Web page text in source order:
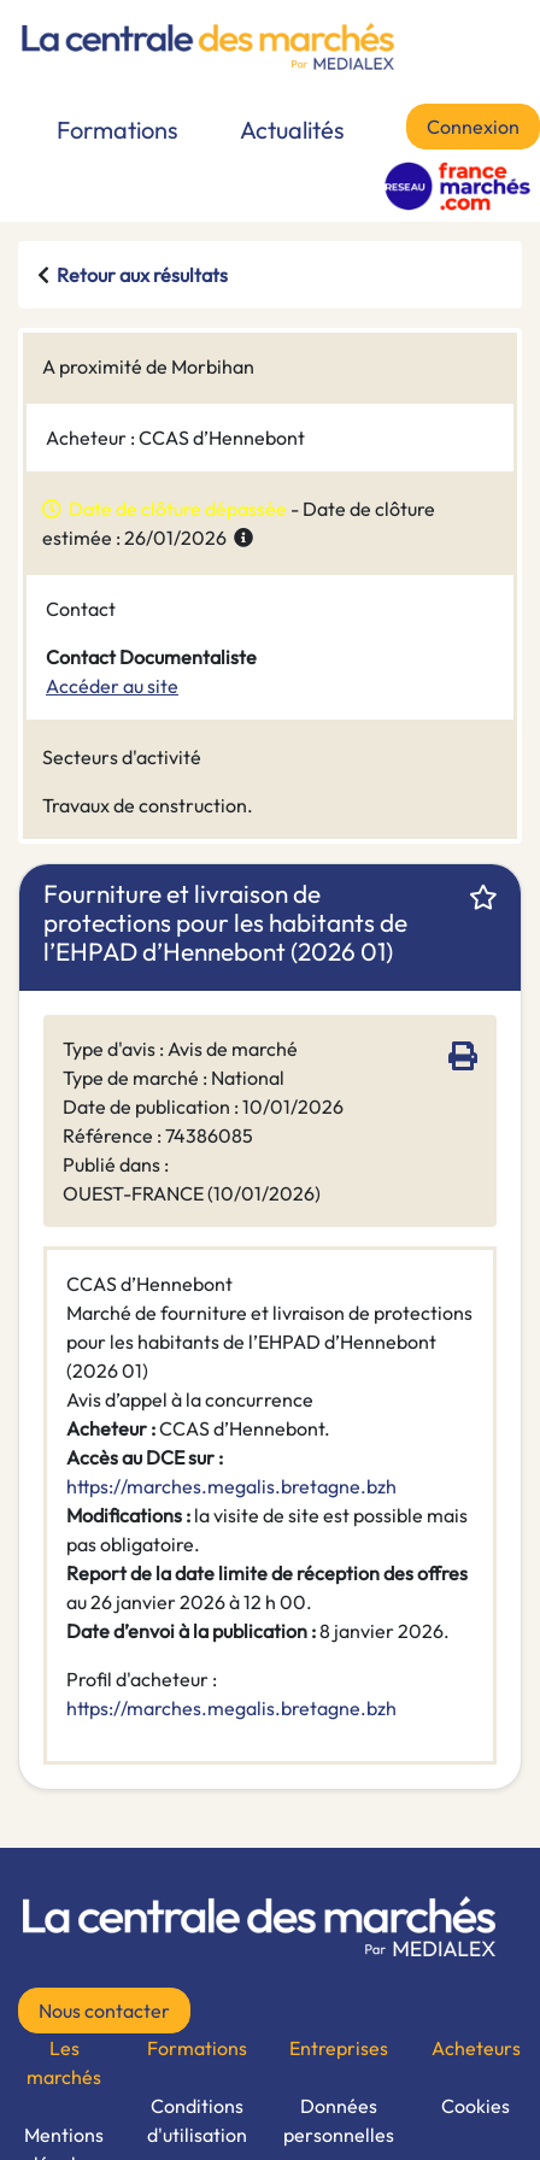
Formations Actualités Connexion
Retour aux résultats
A proximité de Morbihan
Acheteur : CCAS d’Hennebont
Date de clôture dépassée - Date de clôture
estimée : 26/01/2026
Contact
Contact Documentaliste
Accéder au site
Secteurs d'activité
Travaux de construction.
Fourniture et livraison de
protections pour les habitants de
l’EHPAD d’Hennebont (2026 01)
Type d'avis : Avis de marché
Type de marché : National
Date de publication : 10/01/2026
Référence : 74386085
Publié dans :
OUEST-FRANCE (10/01/2026)
CCAS d’Hennebont
Marché de fourniture et livraison de protections
pour les habitants de l’EHPAD d’Hennebont
(2026 01)
Avis d’appel à la concurrence
Acheteur :CCAS d’Hennebont.
Accès au DCE sur :
https://marches.megalis.bretagne.bzh
Modifications : la visite de site est possible mais
pas obligatoire.
Report de la date limite de réception des offres
au 26 janvier 2026 à 12 h 00.
Date d’envoi à la publication :8 janvier 2026.
Profil d'acheteur :
https://marches.megalis.bretagne.bzh
Nous contacter
Les
marchés
Mentions
Formations
Conditions
d'utilisation
Entreprises
Données
personnelles
Acheteurs
Cookies